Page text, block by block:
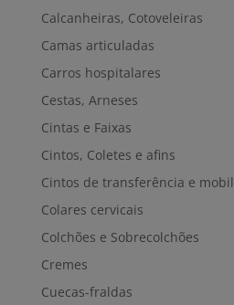
Calcanheiras, Cotoveleiras
Camas articuladas
Carros hospitalares
Cestas, Arneses
Cintas e Faixas
Cintos, Coletes e afins
Cintos de transferência e
Colares cervicais
Colchões e Sobrecolchões
Cremes
Cuecas-fraldas